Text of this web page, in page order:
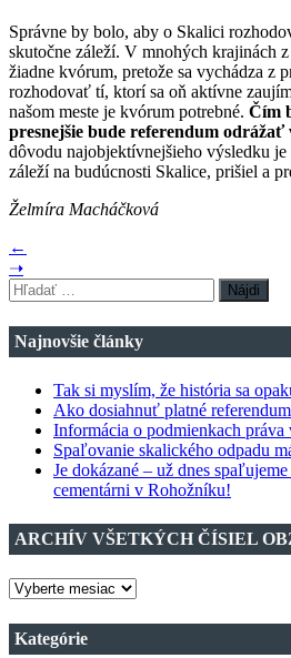
Správne by bolo, aby o Skalici
skutočne záleží. V mnohých krajinách
žiadne kvórum, pretože sa vychádza z
rozhodovať tí, ktorí sa oň aktívne
našom meste je kvórum potrebné. Čím
presnejšie bude referendum
dôvodu najobjektívnejšieho výsledku
záleží na budúcnosti Skalice, prišiel a
Želmíra Macháčková
←
➝
Hľadať:
Najnovšie články
Tak si myslím, že história sa
Ako dosiahnuť platné referendum
Informácia o podmienkach
Spaľovanie skalického odpadu
Je dokázané – už dnes
cementárni v Rohožníku!
ARCHÍV VŠETKÝCH ČÍSIEL
ARCHÍV
ČÍSIEL
OBZORU
Kategórie